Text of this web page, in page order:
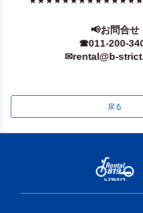
📢お問合せ
☎011-200-
✉rental@b-
戻る